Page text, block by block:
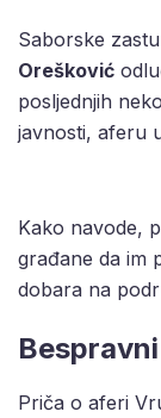
Saborske
Orešković
posljednjih
javnosti, aferu
Kako navode,
građane da im
dobara na
Priča o aferi